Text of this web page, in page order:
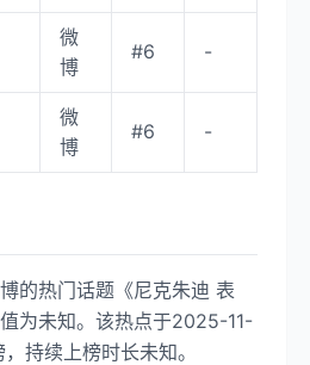
微
博
#6 -
微
博
#6 -
的热门话题《尼克朱迪 表
为未知。该热点于2025-11-
持续上榜时长未知。